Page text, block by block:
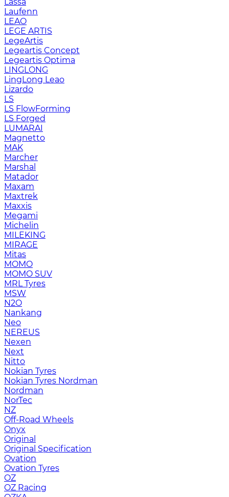
Laufenn
LEAO
LEGE ARTIS
LegeArtis
Legeartis Concept
Legeartis Optima
LINGLONG
LingLong Leao
Lizardo
LS
LS FlowForming
LS Forged
LUMARAI
Magnetto
MAK
Marcher
Marshal
Matador
Maxam
Maxtrek
Maxxis
Megami
Michelin
MILEKING
MIRAGE
Mitas
MOMO
MOMO SUV
MRL Tyres
MSW
N2O
Nankang
Neo
NEREUS
Nexen
Next
Nitto
Nokian Tyres
Nokian Tyres Nordman
Nordman
NorTec
NZ
Off-Road Wheels
Onyx
Original
Original Specification
Ovation
Ovation Tyres
OZ
OZ Racing